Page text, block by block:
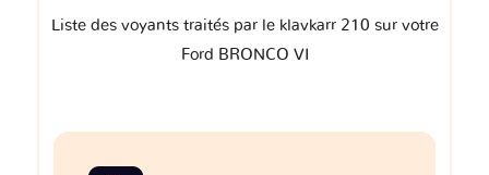
Liste des voyants traités par le klavkarr 210 sur votre
Ford BRONCO VI